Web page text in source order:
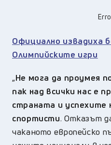
Официално извадиха
Олимпийските игри
„Не мога да проумея
пак над всички нас е
страната и успехите
спортисти. Отказът
чаканото европейско